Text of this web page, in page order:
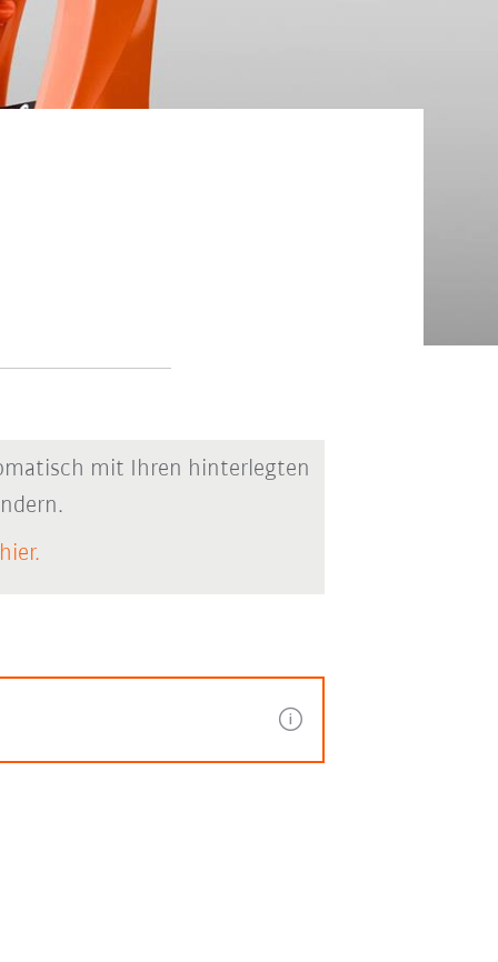
mit Ihren hinterlegten
hier.